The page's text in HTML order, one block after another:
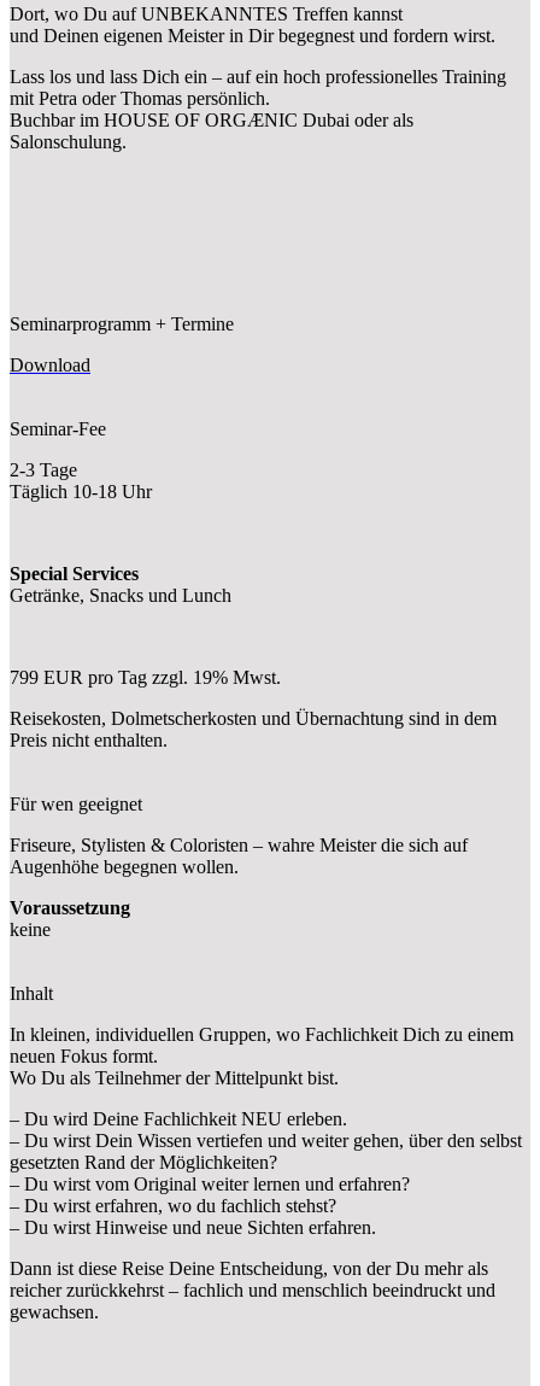
Dort, wo Du auf UNBEKANNTES Treffen kannst
und Deinen eigenen Meister in Dir begegnest und fordern wirst.
Lass los und lass Dich ein – auf ein hoch professionelles Training
mit Petra oder Thomas persönlich.
Buchbar im HOUSE OF ORGÆNIC Dubai oder als
Salonschulung.
Seminarprogramm + Termine
Download
Seminar-Fee
2-3 Tage
Täglich 10-18 Uhr
Special Services
Getränke, Snacks und Lunch
799 EUR pro Tag zzgl. 19% Mwst.
Reisekosten, Dolmetscherkosten und Übernachtung sind in dem
Preis nicht enthalten.
Für wen geeignet
Friseure, Stylisten & Coloristen – wahre Meister die sich auf
Augenhöhe begegnen wollen.
Voraussetzung
keine
Inhalt
In kleinen, individuellen Gruppen, wo Fachlichkeit Dich zu einem
neuen Fokus formt.
Wo Du als Teilnehmer der Mittelpunkt bist.
– Du wird Deine Fachlichkeit NEU erleben.
– Du wirst Dein Wissen vertiefen und weiter gehen, über den selbst
gesetzten Rand der Möglichkeiten?
– Du wirst vom Original weiter lernen und erfahren?
– Du wirst erfahren, wo du fachlich stehst?
– Du wirst Hinweise und neue Sichten erfahren.
Dann ist diese Reise Deine Entscheidung, von der Du mehr als
reicher zurückkehrst – fachlich und menschlich beeindruckt und
gewachsen.